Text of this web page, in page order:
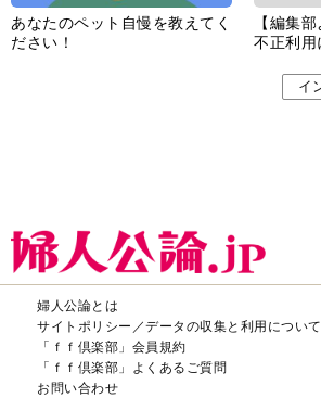
あなたのペット自慢を教えてく
ださい！
【編集
不正利用
イ
婦人公論とは
サイトポリシー／データの収集と利用について
「ｆｆ倶楽部」会員規約
「ｆｆ倶楽部」よくあるご質問
お問い合わせ